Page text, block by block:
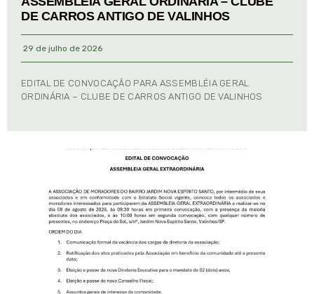
DE CARROS ANTIGO DE VALINHOS
29 de julho de 2026
EDITAL DE CONVOCAÇÃO PARA ASSEMBLÉIA GERAL
ORDINÁRIA – CLUBE DE CARROS ANTIGO DE VALINHOS